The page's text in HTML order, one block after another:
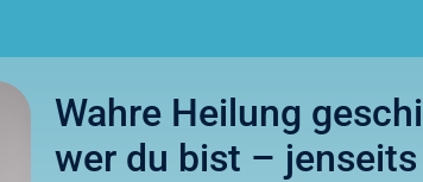
Wahre Heilung
wer du bist –